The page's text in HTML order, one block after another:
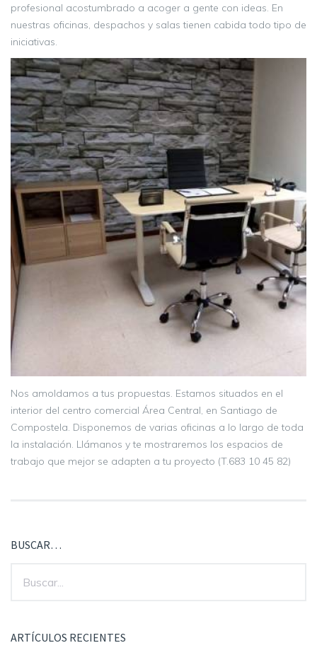
profesional acostumbrado a acoger a gente con ideas. En
nuestras oficinas, despachos y salas tienen cabida todo tipo de
iniciativas.
Nos amoldamos a tus propuestas. Estamos situados en el
interior del centro comercial Área Central, en Santiago de
Compostela. Disponemos de varias oficinas a lo largo de toda
la instalación. Llámanos y te mostraremos los espacios de
trabajo que mejor se adapten a tu proyecto (T.683 10 45 82)
BUSCAR…
ARTÍCULOS RECIENTES